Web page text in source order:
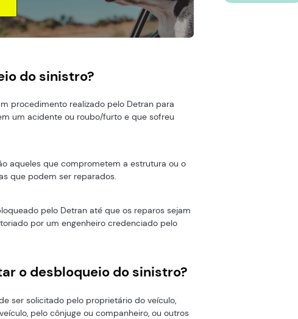
do sinistro?
procedimento realizado pelo Detran para
um acidente ou roubo/furto e que sofreu
aqueles que comprometem a estrutura ou o
que podem ser reparados.
pelo Detran até que os reparos sejam
por um engenheiro credenciado pelo
o desbloqueio do sinistro?
ser solicitado pelo proprietário do veículo,
pelo cônjuge ou companheiro, ou outros